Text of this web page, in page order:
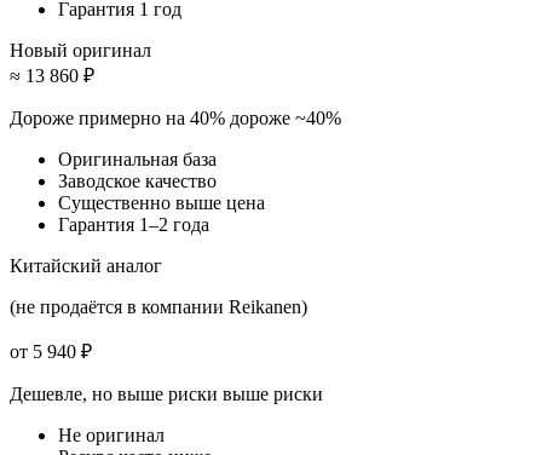
Гарантия 1 год
Новый оригинал
≈ 13 860 ₽
Дороже примерно на 40% дороже ~40%
Оригинальная база
Заводское качество
Существенно выше цена
Гарантия 1–2 года
Китайский аналог
(не продаётся в компании Reikanen)
от 5 940 ₽
Дешевле, но выше риски выше риски
Не оригинал